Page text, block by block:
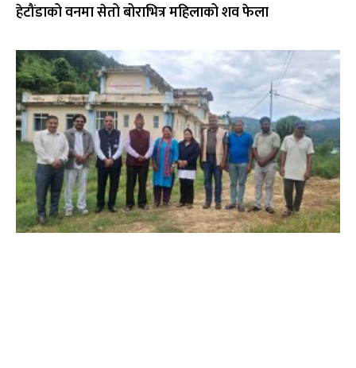
हेटौंडाको वनमा सेतो बोराभित्र महिलाको शव फेला